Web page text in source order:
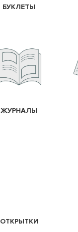
БУКЛЕТЫ
ЖУРНАЛЫ
ОТКРЫТКИ